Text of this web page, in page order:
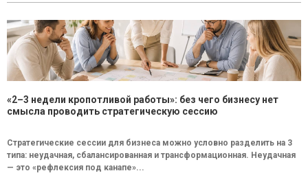
«2–3 недели кропотливой работы»: без чего бизнесу нет
смысла проводить стратегическую сессию
Стратегические сессии для бизнеса можно условно разделить на 3
типа: неудачная, сбалансированная и трансформационная. Неудачная
— это «рефлексия под канапе»...